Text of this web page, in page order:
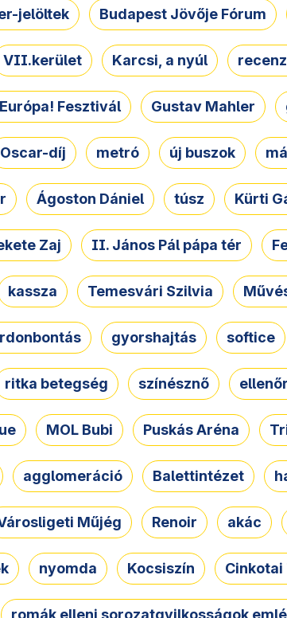
jelöltek Budapest Jövője Fórum
VII.kerület Karcsi, a nyúl
Fesztivál Gustav Mahler
Oscar-díj metró új buszok
Ágoston Dániel túsz Kürti
Zaj II. János Pál pápa tér
kassza Temesvári Szilvia
gyorshajtás softice
ritka betegség színésznő
MOL Bubi Puskás Aréna
agglomeráció Balettintézet
Műjég Renoir akác
nyomda Kocsiszín Cinkotai
romák elleni sorozatgyilkosságok